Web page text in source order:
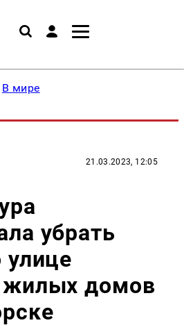
В мире
21.03.2023, 12:05
убрать
улице
жилых домов